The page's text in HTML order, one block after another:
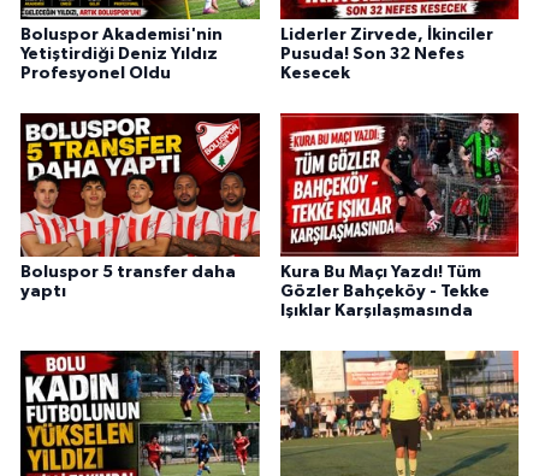
Boluspor Akademisi'nin
Yetiştirdiği Deniz Yıldız
Profesyonel Oldu
Liderler Zirvede, İkinciler
Pusuda! Son 32 Nefes
Kesecek
Boluspor 5 transfer daha
yaptı
Kura Bu Maçı Yazdı! Tüm
Gözler Bahçeköy - Tekke
Işıklar Karşılaşmasında